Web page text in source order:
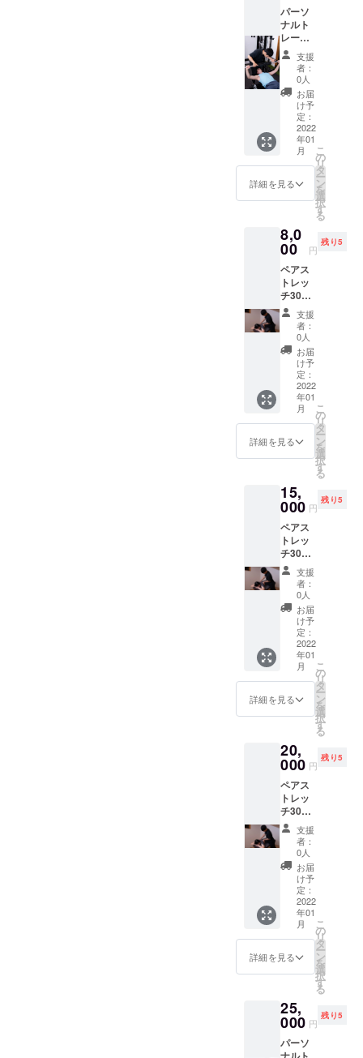
3月31日
からそ
の後の
ケアま
でお任
せくだ
さい！
クラウ
ドファ
ンディ
ング&単
発特
価！
ウェ
ア・
ルを全
て提供
致しま
す。 ご
利用可
能期
間:2022
年1月4
日〜
2022年
3月31日
パーソ
ナルト
レーニ
ング30
分+キッ
クボク
ササイ
ズ30分
パーソ
ナルト
レーニ
ングと
キック
ボクサ
サイズ
を組み
た、脂
肪燃焼
効果抜
群の
コース
です！
ストレ
ス発散
も兼ね
て、是
非体験
してみ
てくだ
さい！
クラウ
ドファ
ンディ
ング&単
ウェ
ア・
シュー
ズ等の
レンタ
ルを全
て提供
致しま
す。 ご
利用可
能期
間:2022
年1月4
日〜
2022年
3月31日
支援
者：
0人
お届
け予
定：
2022
年01
月
詳細を見る
こ
の
リ
タ
ー
ン
を
選
択
す
る
8,0
00 円
残り5
ペアス
トレッ
チ30分
×4回分
のコー
スで
す。 単
発だけ
だと物
足りな
いかも
と言う
方は是
非！ 単
発でや
るより
クラウ
ドファ
ンディ
ング限
定価格
になっ
ており
ます！
ウェ
ア・
シュー
ズ等の
レンタ
ルを全
て提供
致しま
す。
導。が
セット
になっ
ており
ます。
ご利用
可能期
間:2022
年1月4
日〜
2022年
3月31日
支援
者：
0人
お届
け予
定：
2022
年01
月
詳細を見る
こ
の
リ
タ
ー
ン
を
選
択
す
る
15,
000 円
残り5
ペアス
トレッ
チ30分
×8回
コース
4回コー
スでや
るより
お得な
クラウ
ドファ
ンディ
ング限
定価格
になっ
ており
ウェ
ア・
シュー
ズ等の
レンタ
ルを全
て提供
致しま
す。
LINEに
よる食
事指
導。が
セット
になっ
ており
ます。
年1月4
日〜
2022年
3月31日
支援
者：
0人
お届
け予
定：
2022
年01
月
詳細を見る
こ
の
リ
タ
ー
ン
を
選
択
す
る
20,
000 円
残り5
ペアス
トレッ
チ30分
×12回
コース
8回コー
スでや
るより
お得な
クラウ
ドファ
ンディ
ング限
定価格
になっ
ており
ウェ
ア・
シュー
ズ等の
支援
者：
0人
お届
け予
定：
2022
年01
月
詳細を見る
こ
の
リ
タ
ー
ン
を
選
択
す
る
25,
000 円
残り5
パーソ